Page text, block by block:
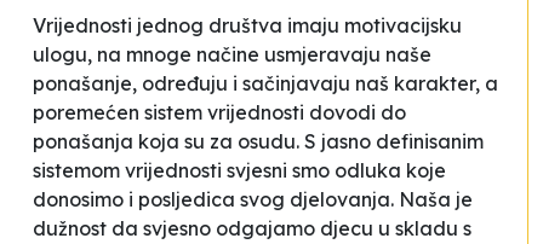
Vrijednosti jednog društva imaju motivacijsku
ulogu, na mnoge načine usmjeravaju naše
ponašanje, određuju i sačinjavaju naš karakter, a
poremećen sistem vrijednosti dovodi do
ponašanja koja su za osudu. S jasno definisanim
sistemom vrijednosti svjesni smo odluka koje
donosimo i posljedica svog djelovanja. Naša je
dužnost da svjesno odgajamo djecu u skladu s